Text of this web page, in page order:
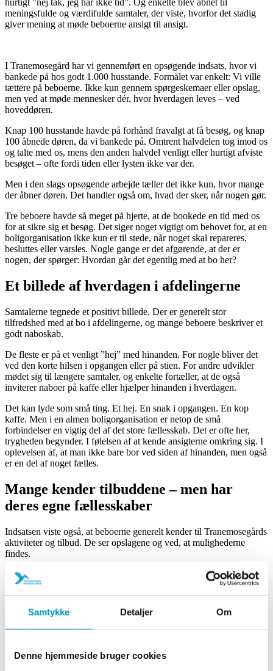
Samtykke Detaljer Om
Denne hjemmeside bruger cookies
meningsfulde og værdifulde samtaler, der viste, hvorfor det stadig
giver mening at møde beboerne ansigt til ansigt.
I Tranemosegård har vi gennemført en opsøgende indsats, hvor vi
bankede på hos godt 1.000 husstande. Formålet var enkelt: Vi ville
tættere på beboerne. Ikke kun gennem spørgeskemaer eller opslag,
men ved at møde mennesker dér, hvor hverdagen leves – ved
hoveddøren.
Knap 100 husstande havde på forhånd fravalgt at få besøg, og knap
100 åbnede døren, da vi bankede på. Omtrent halvdelen tog imod os
og talte med os, mens den anden halvdel venligt eller hurtigt afviste
besøget – ofte fordi tiden eller lysten ikke var der.
Men i den slags opsøgende arbejde tæller det ikke kun, hvor mange
der åbner døren. Det handler også om, hvad der sker, når nogen gør.
Tre beboere havde så meget på hjerte, at de bookede en tid med os
for at sikre sig et besøg. Det siger noget vigtigt om behovet for, at en
boligorganisation ikke kun er til stede, når noget skal repareres,
besluttes eller varsles. Nogle gange er det afgørende, at der er
nogen, der spørger: Hvordan går det egentlig med at bo her?
Et billede af hverdagen i afdelingerne
Samtalerne tegnede et positivt billede. Der er generelt stor
tilfredshed med at bo i afdelingerne, og mange beboere beskriver et
godt naboskab.
De fleste er på et venligt ”hej” med hinanden. For nogle bliver det
ved den korte hilsen i opgangen eller på stien. For andre udvikler
mødet sig til længere samtaler, og enkelte fortæller, at de også
inviterer naboer på kaffe eller hjælper hinanden i hverdagen.
Det kan lyde som små ting. Et hej. En snak i opgangen. En kop
kaffe. Men i en almen boligorganisation er netop de små
forbindelser en vigtig del af det store fællesskab. Det er ofte her,
trygheden begynder. I følelsen af at kende ansigterne omkring sig. I
oplevelsen af, at man ikke bare bor ved siden af hinanden, men også
er en del af noget fælles.
Mange kender tilbuddene – men har
deres egne fællesskaber
Indsatsen viste også, at beboerne generelt kender til Tranemosegårds
aktiviteter og tilbud. De ser opslagene og ved, at mulighederne
findes.
Mange fortalte samtidig, at de ikke nødvendigvis har tid eller behov
for at deltage. Flere har allerede netværk, aktiviteter eller
fællesskaber i nærområdet, som fylder i deres hverdag. Det er i sig
selv en vigtig læring. For en opsøgende indsats handler ikke om at
få alle til at deltage i det samme. Den handler om at forstå, hvad
beboerne faktisk har brug for – og hvad de ikke har brug for.
Det er også værdifuld viden.